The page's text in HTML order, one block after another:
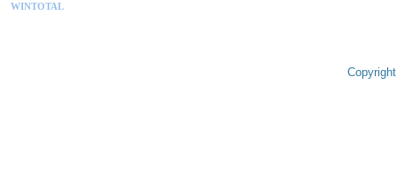
WINTOTAL